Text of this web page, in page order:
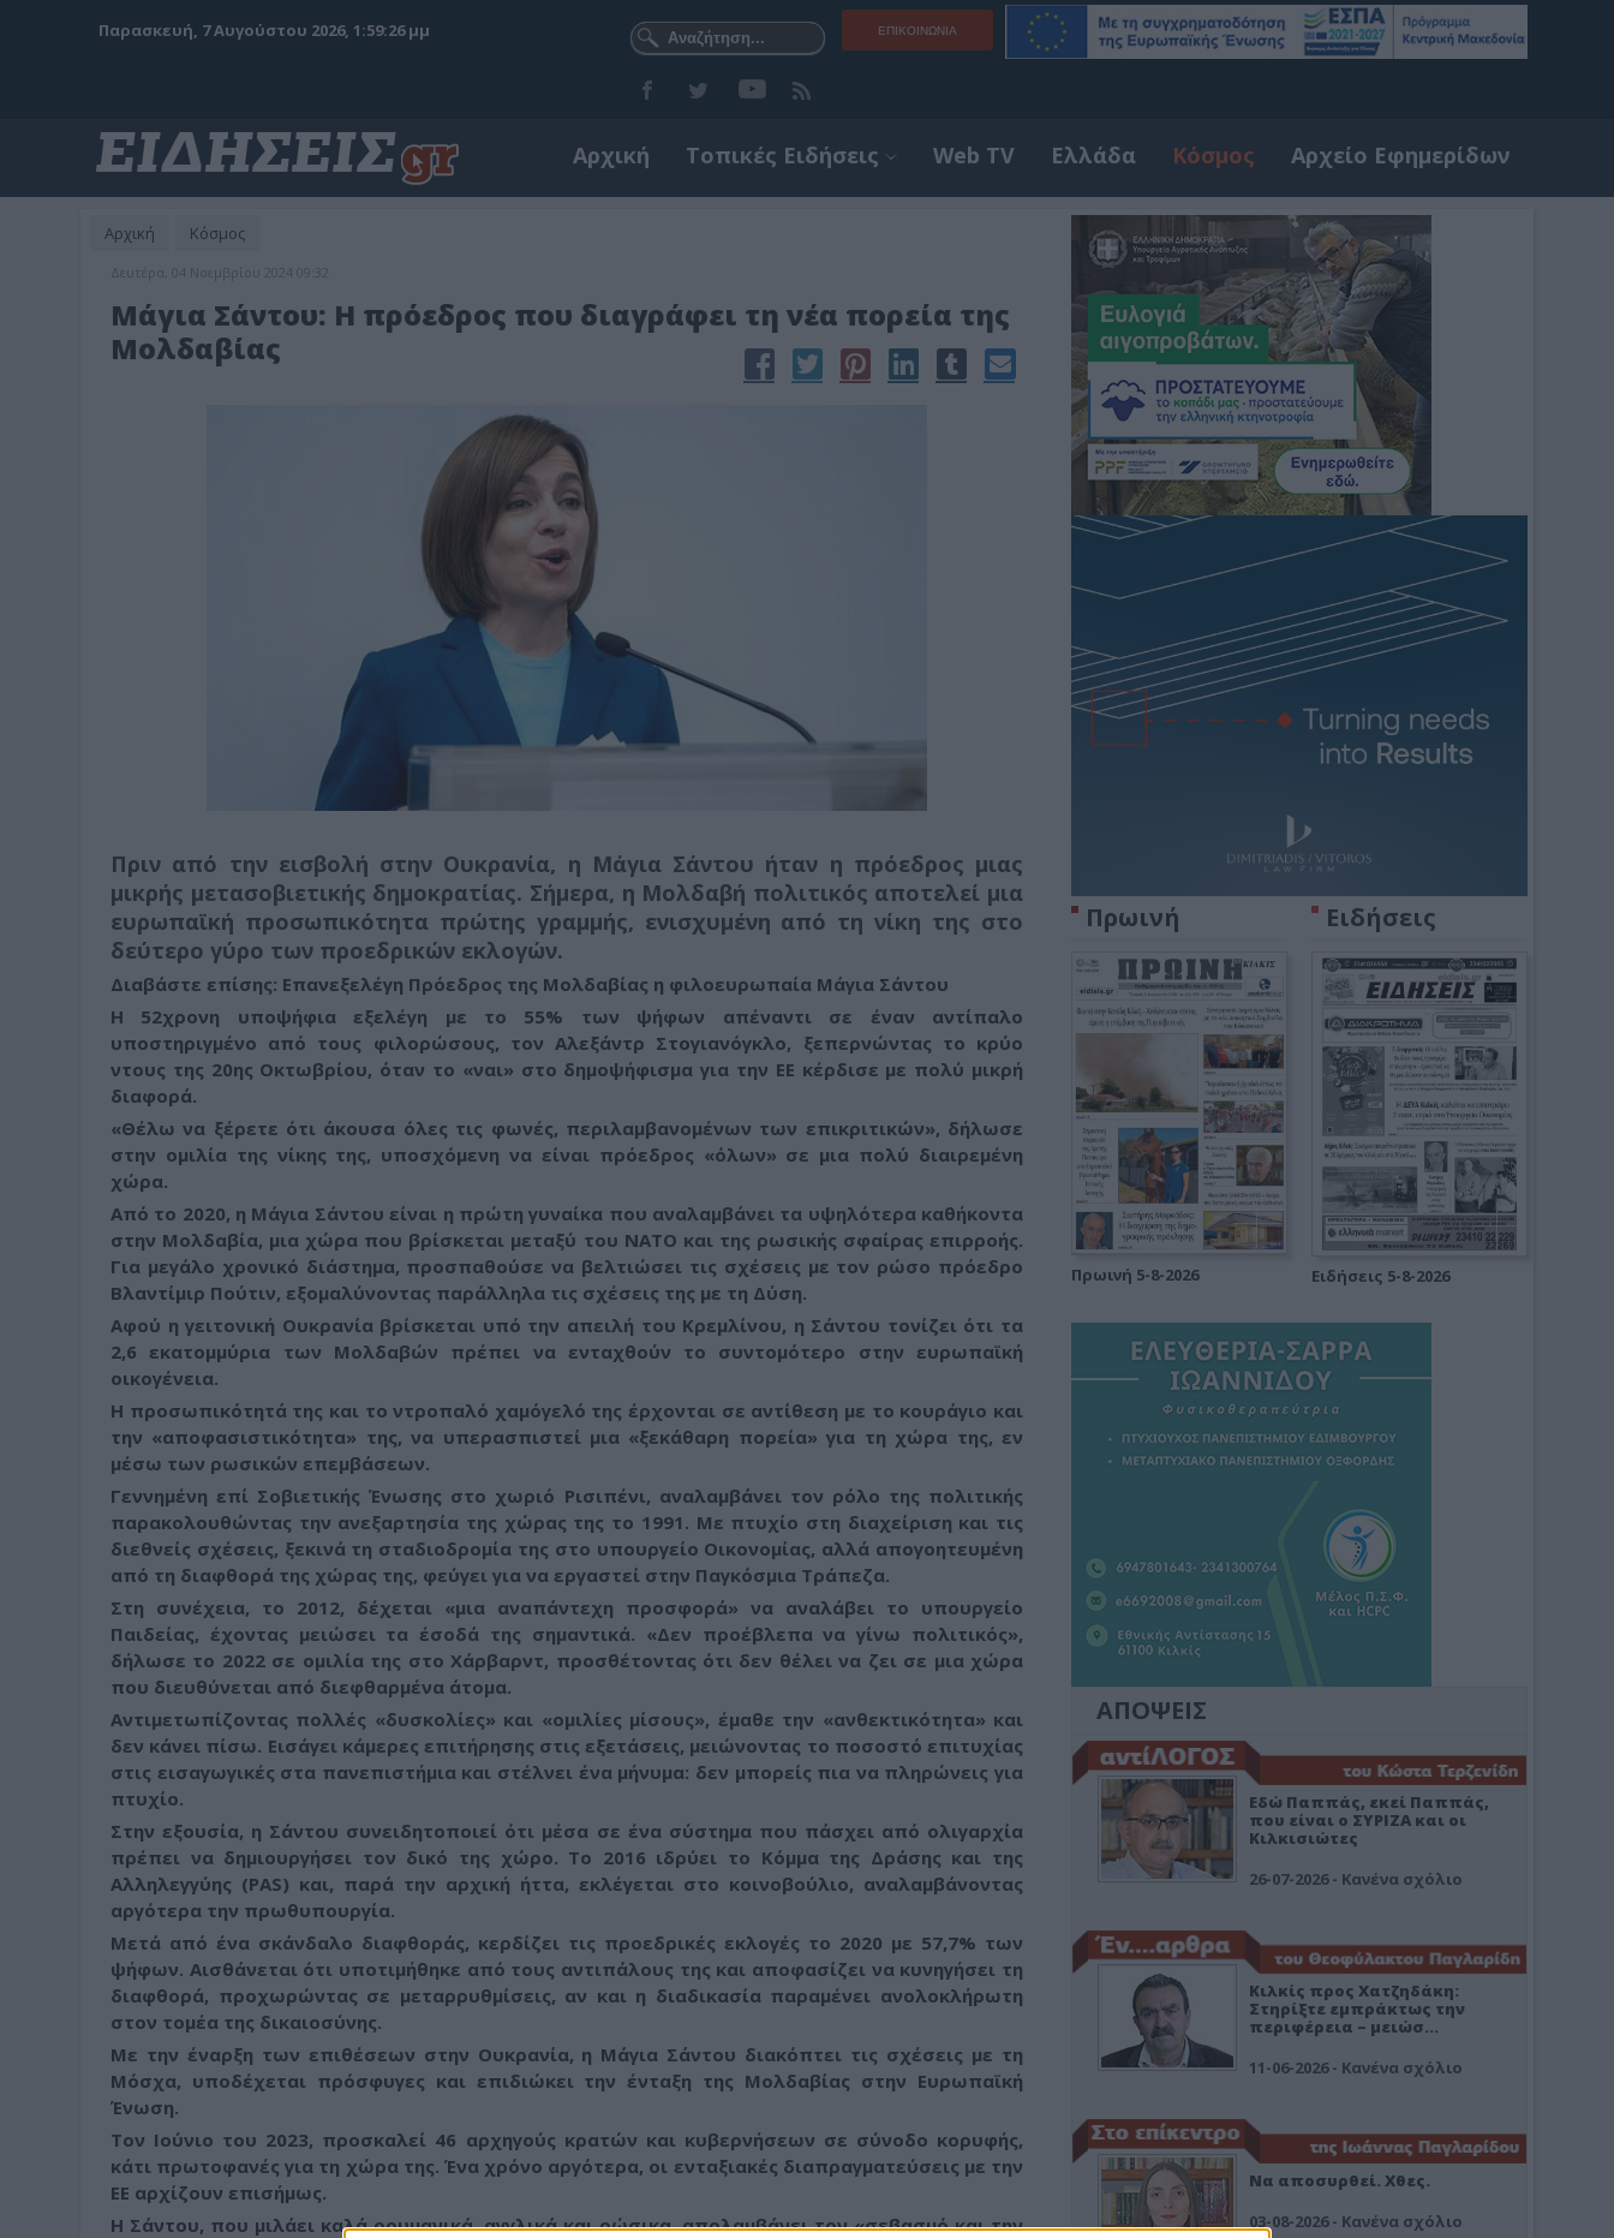
ΕΠΙΚΟΙΝΩΝΊΑ
Παρασκευή, 7 Αυγούστου 2026, 1:59:28 μμ
Αρχική Τοπικές Ειδήσεις Web TV Ελλάδα Κόσμος Αρχείο Εφημερίδων
Αρχική Κόσμος
Δευτέρα, 04 Νοεμβρίου 2024 09:32
Μάγια Σάντου: Η πρόεδρος που διαγράφει τη νέα πορεία της
Μολδαβίας
Πριν από την εισβολή στην Ουκρανία, η Μάγια Σάντου ήταν η πρόεδρος μιας
μικρής μετασοβιετικής δημοκρατίας. Σήμερα, η Μολδαβή πολιτικός αποτελεί μια
ευρωπαϊκή προσωπικότητα πρώτης γραμμής, ενισχυμένη από τη νίκη της στο
δεύτερο γύρο των προεδρικών εκλογών.
Διαβάστε επίσης: Επανεξελέγη Πρόεδρος της Μολδαβίας η φιλοευρωπαία Μάγια Σάντου
Η 52χρονη υποψήφια εξελέγη με το 55% των ψήφων απέναντι σε έναν αντίπαλο
υποστηριγμένο από τους φιλορώσους, τον Αλεξάντρ Στογιανόγκλο, ξεπερνώντας το κρύο
ντους της 20ης Οκτωβρίου, όταν το «ναι» στο δημοψήφισμα για την ΕΕ κέρδισε με πολύ μικρή
διαφορά.
«Θέλω να ξέρετε ότι άκουσα όλες τις φωνές, περιλαμβανομένων των επικριτικών», δήλωσε
στην ομιλία της νίκης της, υποσχόμενη να είναι πρόεδρος «όλων» σε μια πολύ διαιρεμένη
χώρα.
Από το 2020, η Μάγια Σάντου είναι η πρώτη γυναίκα που αναλαμβάνει τα υψηλότερα καθήκοντα
στην Μολδαβία, μια χώρα που βρίσκεται μεταξύ του ΝΑΤΟ και της ρωσικής σφαίρας επιρροής.
Για μεγάλο χρονικό διάστημα, προσπαθούσε να βελτιώσει τις σχέσεις με τον ρώσο πρόεδρο
Βλαντίμιρ Πούτιν, εξομαλύνοντας παράλληλα τις σχέσεις της με τη Δύση.
Αφού η γειτονική Ουκρανία βρίσκεται υπό την απειλή του Κρεμλίνου, η Σάντου τονίζει ότι τα
2,6 εκατομμύρια των Μολδαβών πρέπει να ενταχθούν το συντομότερο στην ευρωπαϊκή
οικογένεια.
Η προσωπικότητά της και το ντροπαλό χαμόγελό της έρχονται σε αντίθεση με το κουράγιο και
την «αποφασιστικότητα» της, να υπερασπιστεί μια «ξεκάθαρη πορεία» για τη χώρα της, εν
μέσω των ρωσικών επεμβάσεων.
Γεννημένη επί Σοβιετικής Ένωσης στο χωριό Ρισιπένι, αναλαμβάνει τον ρόλο της πολιτικής
παρακολουθώντας την ανεξαρτησία της χώρας της το 1991. Με πτυχίο στη διαχείριση και τις
διεθνείς σχέσεις, ξεκινά τη σταδιοδρομία της στο υπουργείο Οικονομίας, αλλά απογοητευμένη
από τη διαφθορά της χώρας της, φεύγει για να εργαστεί στην Παγκόσμια Τράπεζα.
Στη συνέχεια, το 2012, δέχεται «μια αναπάντεχη προσφορά» να αναλάβει το υπουργείο
Παιδείας, έχοντας μειώσει τα έσοδά της σημαντικά. «Δεν προέβλεπα να γίνω πολιτικός»,
δήλωσε το 2022 σε ομιλία της στο Χάρβαρντ, προσθέτοντας ότι δεν θέλει να ζει σε μια χώρα
που διευθύνεται από διεφθαρμένα άτομα.
Αντιμετωπίζοντας πολλές «δυσκολίες» και «ομιλίες μίσους», έμαθε την «ανθεκτικότητα» και
δεν κάνει πίσω. Εισάγει κάμερες επιτήρησης στις εξετάσεις, μειώνοντας το ποσοστό επιτυχίας
στις εισαγωγικές στα πανεπιστήμια και στέλνει ένα μήνυμα: δεν μπορείς πια να πληρώνεις για
πτυχίο.
Στην εξουσία, η Σάντου συνειδητοποιεί ότι μέσα σε ένα σύστημα που πάσχει από ολιγαρχία
πρέπει να δημιουργήσει τον δικό της χώρο. Το 2016 ιδρύει το Κόμμα της Δράσης και της
Αλληλεγγύης (PAS) και, παρά την αρχική ήττα, εκλέγεται στο κοινοβούλιο, αναλαμβάνοντας
αργότερα την πρωθυπουργία.
Μετά από ένα σκάνδαλο διαφθοράς, κερδίζει τις προεδρικές εκλογές το 2020 με 57,7% των
ψήφων. Αισθάνεται ότι υποτιμήθηκε από τους αντιπάλους της και αποφασίζει να κυνηγήσει τη
διαφθορά, προχωρώντας σε μεταρρυθμίσεις, αν και η διαδικασία παραμένει ανολοκλήρωτη
στον τομέα της δικαιοσύνης.
Με την έναρξη των επιθέσεων στην Ουκρανία, η Μάγια Σάντου διακόπτει τις σχέσεις με τη
Μόσχα, υποδέχεται πρόσφυγες και επιδιώκει την ένταξη της Μολδαβίας στην Ευρωπαϊκή
Ένωση.
Τον Ιούνιο του 2023, προσκαλεί 46 αρχηγούς κρατών και κυβερνήσεων σε σύνοδο κορυφής,
κάτι πρωτοφανές για τη χώρα της. Ένα χρόνο αργότερα, οι ενταξιακές διαπραγματεύσεις με την
ΕΕ αρχίζουν επισήμως.
Η Σάντου, που μιλάει καλά ρουμανικά, αγγλικά και ρώσικα, απολαμβάνει τον «σεβασμό και την
Πρωινή
Πρωινή 5-8-2026
Ειδήσεις
Ειδήσεις 5-8-2026
ΑΠΟΨΕΙΣ
Εδώ Παππάς, εκεί Παππάς,
που είναι ο ΣΥΡΙΖΑ και οι
Κιλκισιώτες
26-07-2026 - Κανένα σχόλιο
Κιλκίς προς Χατζηδάκη:
Στηρίξτε εμπράκτως την
περιφέρεια – μειώσ…
11-06-2026 - Κανένα σχόλιο
Να αποσυρθεί. Χθες.
03-08-2026 - Κανένα σχόλιο